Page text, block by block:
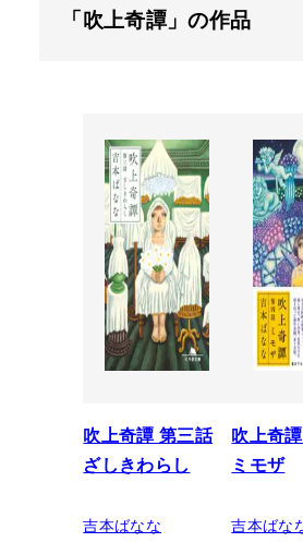
「吹上奇譚」の作品
吹上奇譚 第三話
ざしきわらし
吉本ばなな
吹上奇
ミモザ
吉本ばな